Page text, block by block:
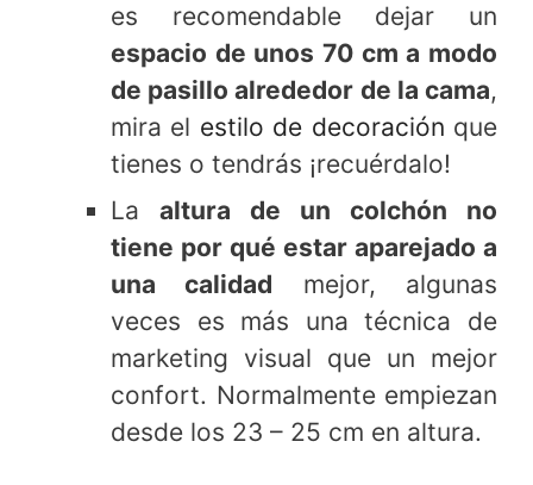
es recomendable dejar un
espacio de unos 70 cm a modo
de pasillo alrededor de la cama,
mira el estilo de decoración que
tienes o tendrás ¡recuérdalo!
La altura de un colchón no
tiene por qué estar aparejado a
una calidad mejor, algunas
veces es más una técnica de
marketing visual que un mejor
confort. Normalmente empiezan
desde los 23 – 25 cm en altura.